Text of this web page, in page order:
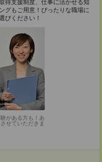
得支援制度、仕事に活かせる知
グもご用意！ぴったりな職場に
びください！
がある方も！あ
せていただきま